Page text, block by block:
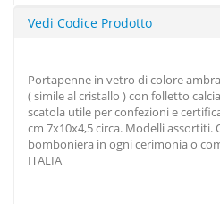
Vedi Codice Prodotto
Portapenne in vetro di colore
( simile al cristallo ) con folletto
scatola utile per confezioni e
cm 7x10x4,5 circa. Modelli assortiti.
bomboniera in ogni cerimonia o
ITALIA